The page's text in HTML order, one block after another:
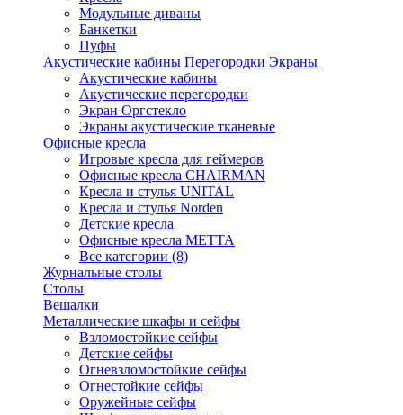
Модульные диваны
Банкетки
Пуфы
Акустические кабины Перегородки Экраны
Акустические кабины
Акустические перегородки
Экран Оргстекло
Экраны акустические тканевые
Офисные кресла
Игровые кресла для геймеров
Офисные кресла CHAIRMAN
Кресла и стулья UNITAL
Кресла и стулья Norden
Детские кресла
Офисные кресла МЕТТА
Все категории (8)
Журнальные столы
Столы
Вешалки
Металлические шкафы и сейфы
Взломостойкие сейфы
Детские сейфы
Огневзломостойкие сейфы
Огнестойкие сейфы
Оружейные сейфы